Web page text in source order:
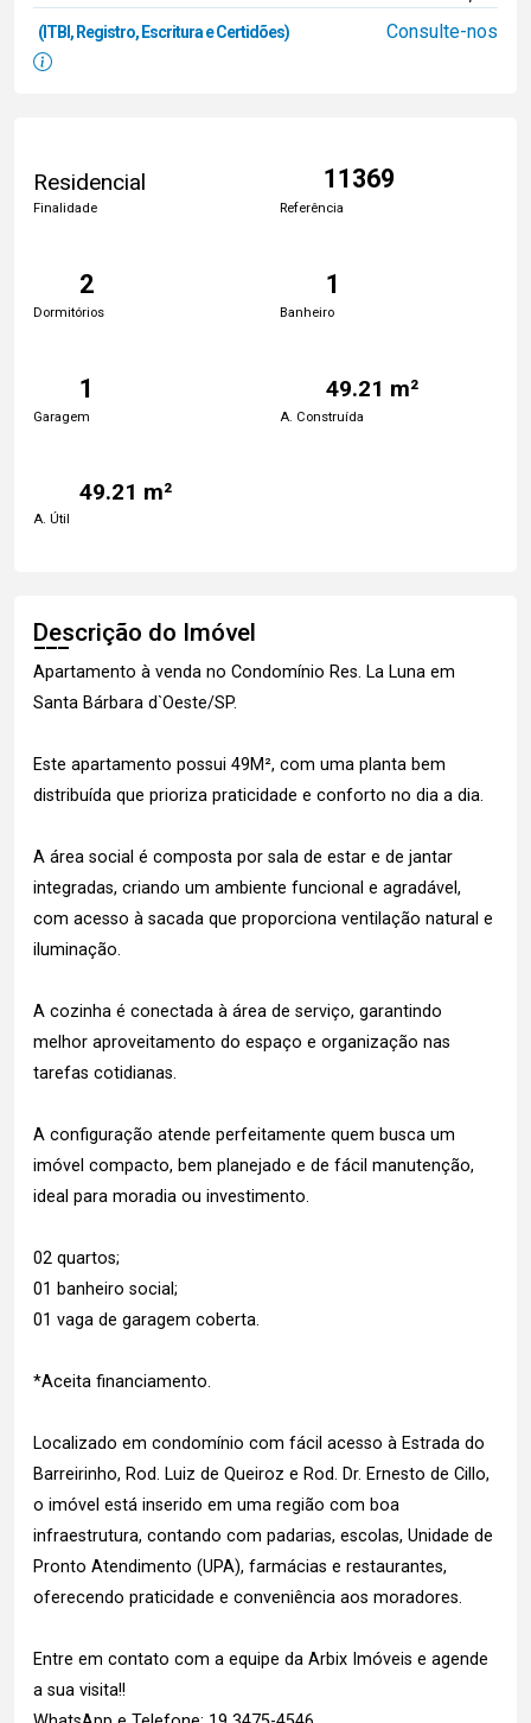
(ITBI, Registro, Escritura e Certidões) Consulte-nos
Residencial
Finalidade
11369
Referência
2
Dormitórios
1
Banheiro
1
Garagem
49.21 m²
A. Construída
49.21 m²
A. Útil
Descrição do Imóvel
Apartamento à venda no Condomínio Res. La Luna em
Santa Bárbara d`Oeste/SP.
Este apartamento possui 49M², com uma planta bem
distribuída que prioriza praticidade e conforto no dia a dia.
A área social é composta por sala de estar e de jantar
integradas, criando um ambiente funcional e agradável,
com acesso à sacada que proporciona ventilação natural e
iluminação.
A cozinha é conectada à área de serviço, garantindo
melhor aproveitamento do espaço e organização nas
tarefas cotidianas.
A configuração atende perfeitamente quem busca um
imóvel compacto, bem planejado e de fácil manutenção,
ideal para moradia ou investimento.
02 quartos;
01 banheiro social;
01 vaga de garagem coberta.
*Aceita financiamento.
Localizado em condomínio com fácil acesso à Estrada do
Barreirinho, Rod. Luiz de Queiroz e Rod. Dr. Ernesto de Cillo,
o imóvel está inserido em uma região com boa
infraestrutura, contando com padarias, escolas, Unidade de
Pronto Atendimento (UPA), farmácias e restaurantes,
oferecendo praticidade e conveniência aos moradores.
Entre em contato com a equipe da Arbix Imóveis e agende
a sua visita!!